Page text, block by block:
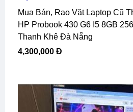
Mua Bán, Rao Vặt Laptop Cũ Thanh Khê Đà Nẵng,
HP Probook 430 G6 I5 8GB
Thanh Khê Đà Nẵng
4,300,000 Đ